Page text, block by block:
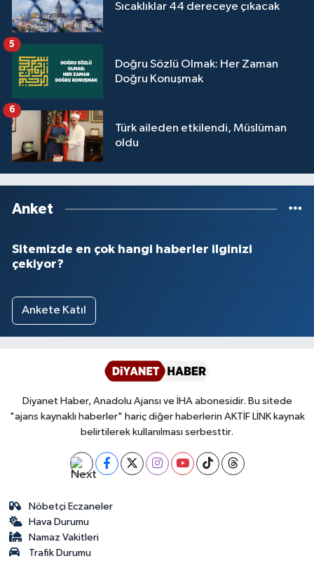
Sıcaklıklar 44 dereceye çıkacak
Doğru Sözlü Olmak: Her Zaman
Doğru Konuşmak
5
Türk aileden etkilendi, Müslüman
oldu
6
Anket
Sitemizde en çok hangi haberler ilginizi
çekiyor?
Ankete Katıl
Diyanet Haber, Anadolu Ajansı ve İHA abonesidir. Bu sitede
"ajans kaynaklı haberler" hariç diğer haberlerin AKTİF LİNK kaynak
belirtilerek kullanılması serbesttir.
Nöbetçi Eczaneler
Hava Durumu
Namaz Vakitleri
Trafik Durumu
Zonguldak Müftülüğü